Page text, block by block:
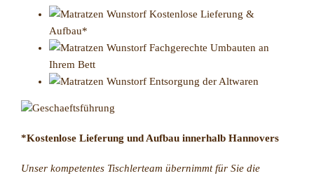
Kostenlose Lieferung &
Aufbau*
Fachgerechte Umbauten an
Ihrem Bett
Entsorgung der Altwaren
*Kostenlose Lieferung und Aufbau innerhalb Hannovers
Unser kompetentes Tischlerteam übernimmt für Sie die